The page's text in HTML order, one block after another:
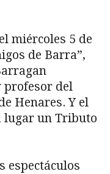
miércoles 5 de
de Barra”,
profesor del
Henares. Y el
lugar un Tributo
espectáculos